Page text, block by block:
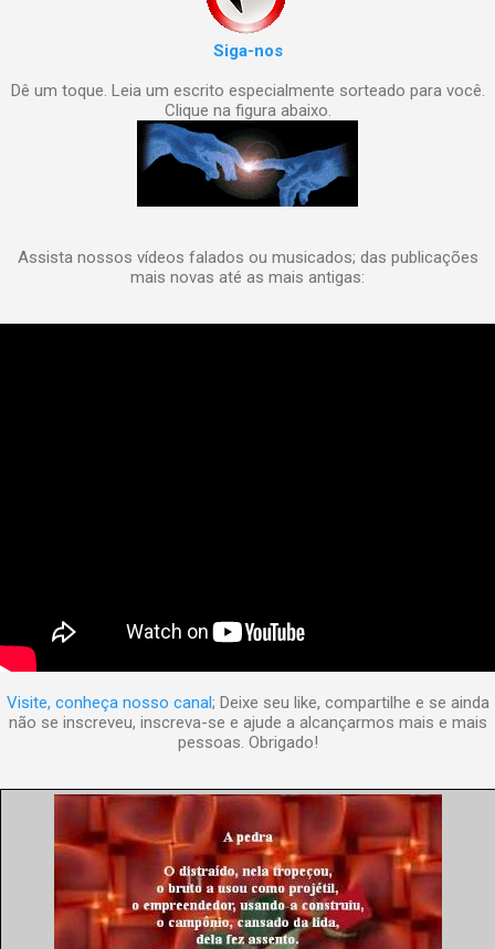
Siga-nos
Dê um toque. Leia um escrito especialmente sorteado para você.
Clique na figura abaixo.
Assista nossos vídeos falados ou musicados; das publicações
mais novas até as mais antigas:
Visite, conheça nosso canal; Deixe seu like, compartilhe e se ainda
não se inscreveu, inscreva-se e ajude a alcançarmos mais e mais
pessoas. Obrigado!